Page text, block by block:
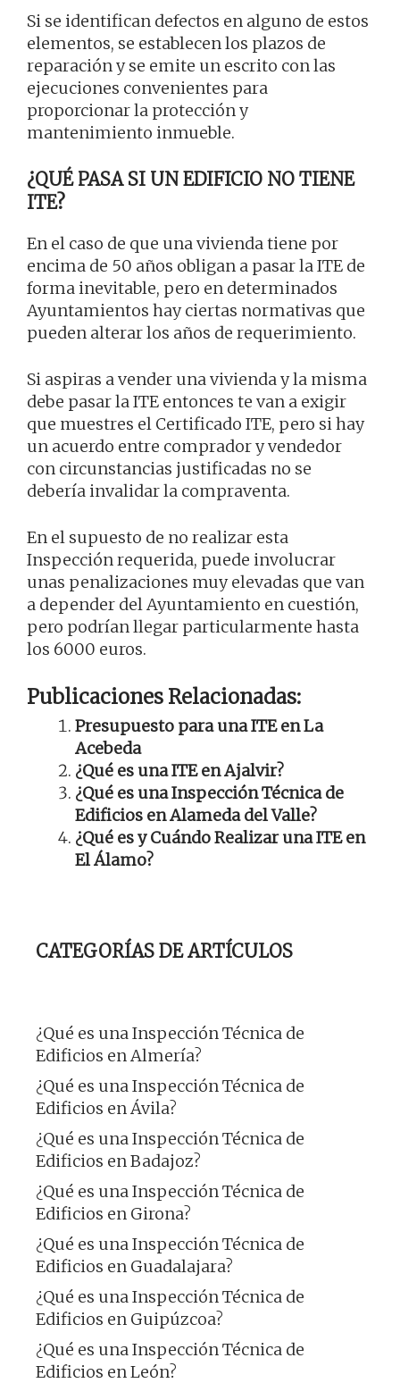
Si se identifican defectos en alguno de estos
elementos, se establecen los plazos de
reparación y se emite un escrito con las
ejecuciones convenientes para
proporcionar la protección y
mantenimiento inmueble.
¿QUÉ PASA SI UN EDIFICIO NO TIENE
ITE?
En el caso de que una vivienda tiene por
encima de 50 años obligan a pasar la ITE de
forma inevitable, pero en determinados
Ayuntamientos hay ciertas normativas que
pueden alterar los años de requerimiento.
Si aspiras a vender una vivienda y la misma
debe pasar la ITE entonces te van a exigir
que muestres el Certificado ITE, pero si hay
un acuerdo entre comprador y vendedor
con circunstancias justificadas no se
debería invalidar la compraventa.
En el supuesto de no realizar esta
Inspección requerida, puede involucrar
unas penalizaciones muy elevadas que van
a depender del Ayuntamiento en cuestión,
pero podrían llegar particularmente hasta
los 6000 euros.
Publicaciones Relacionadas:
Presupuesto para una ITE en La
Acebeda
¿Qué es una ITE en Ajalvir?
¿Qué es una Inspección Técnica de
Edificios en Alameda del Valle?
¿Qué es y Cuándo Realizar una ITE en
El Álamo?
CATEGORÍAS DE ARTÍCULOS
¿Qué es una Inspección Técnica de
Edificios en Almería?
¿Qué es una Inspección Técnica de
Edificios en Ávila?
¿Qué es una Inspección Técnica de
Edificios en Badajoz?
¿Qué es una Inspección Técnica de
Edificios en Girona?
¿Qué es una Inspección Técnica de
Edificios en Guadalajara?
¿Qué es una Inspección Técnica de
Edificios en Guipúzcoa?
¿Qué es una Inspección Técnica de
Edificios en León?